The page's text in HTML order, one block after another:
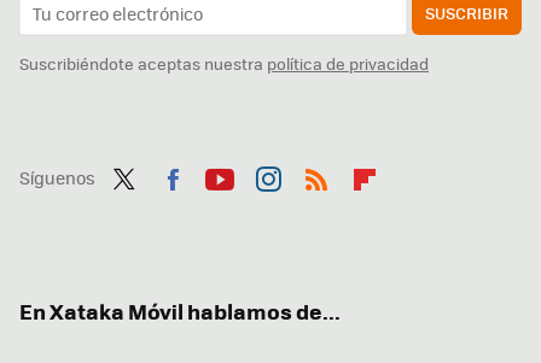
SUSCRIBIR
Suscribiéndote aceptas nuestra política de privacidad
Síguenos
En Xataka Móvil hablamos de...